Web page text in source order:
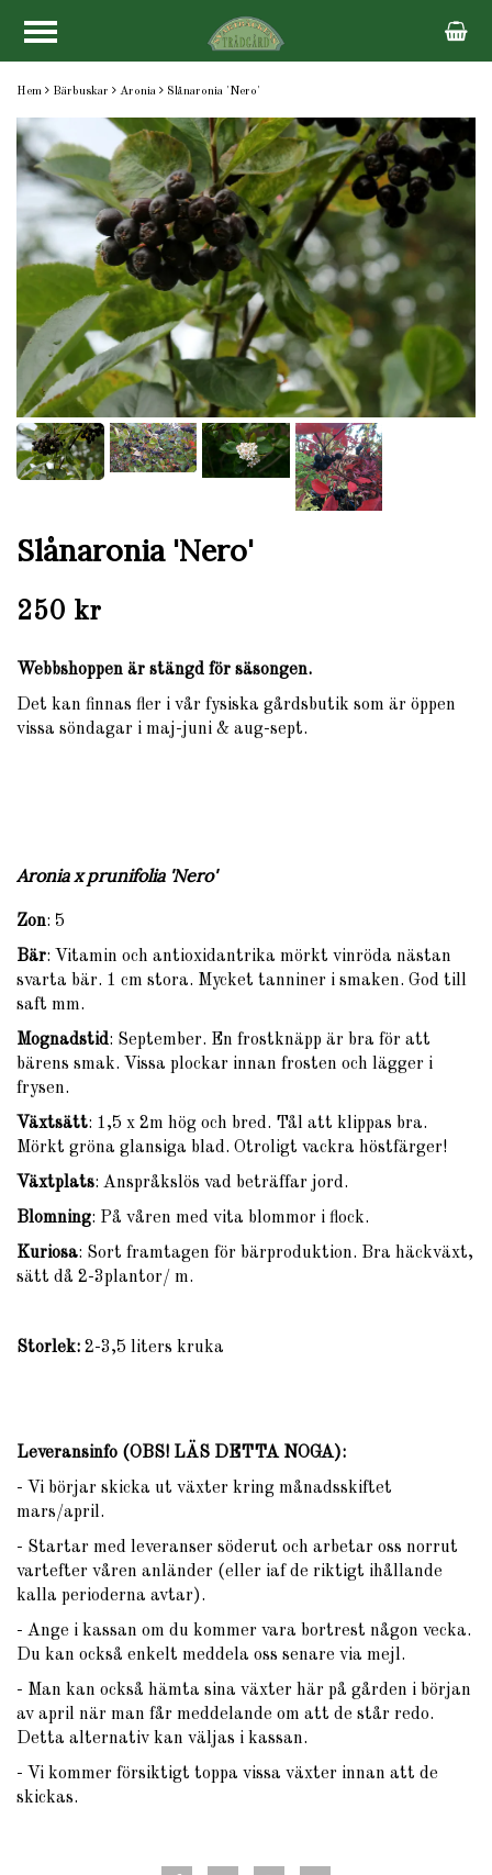
Hem Bärbuskar Aronia Slånaronia 'Nero'
Slånaronia 'Nero'
250 kr
Webbshoppen är stängd för säsongen.
Det kan finnas fler i vår fysiska gårdsbutik som är öppen
vissa söndagar i maj-juni & aug-sept.
Aronia x prunifolia 'Nero'
Zon: 5
Bär: Vitamin och antioxidantrika mörkt vinröda nästan
svarta bär. 1 cm stora. Mycket tanniner i smaken. God till
saft mm.
Mognadstid: September. En frostknäpp är bra för att
bärens smak. Vissa plockar innan frosten och lägger i
frysen.
Växtsätt: 1,5 x 2m hög och bred. Tål att klippas bra.
Mörkt gröna glansiga blad. Otroligt vackra höstfärger!
Växtplats: Anspråkslös vad beträffar jord.
Blomning: På våren med vita blommor i flock.
Kuriosa: Sort framtagen för bärproduktion. Bra häckväxt,
sätt då 2-3plantor/ m.
Storlek: 2-3,5 liters kruka
Leveransinfo (OBS! LÄS DETTA NOGA):
- Vi börjar skicka ut växter kring månadsskiftet
mars/april.
- Startar med leveranser söderut och arbetar oss norrut
vartefter våren anländer (eller iaf de riktigt ihållande
kalla perioderna avtar).
- Ange i kassan om du kommer vara bortrest någon vecka.
Du kan också enkelt meddela oss senare via mejl.
- Man kan också hämta sina växter här på gården i början
av april när man får meddelande om att de står redo.
Detta alternativ kan väljas i kassan.
- Vi kommer försiktigt toppa vissa växter innan att de
skickas.